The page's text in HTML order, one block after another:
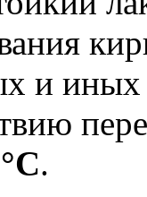
и иных
.